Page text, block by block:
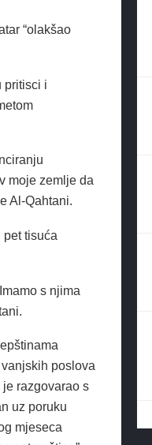
“olakšao
pritisci i
moje zemlje da
Al-Qahtani.
tisuća
s njima
poslova
razgovarao s
uz poruku
mjeseca